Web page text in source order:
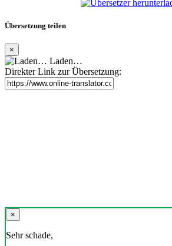
Übersetzung teilen
×
Laden…
Direkter Link zur Übersetzung:
×
Sehr schade,